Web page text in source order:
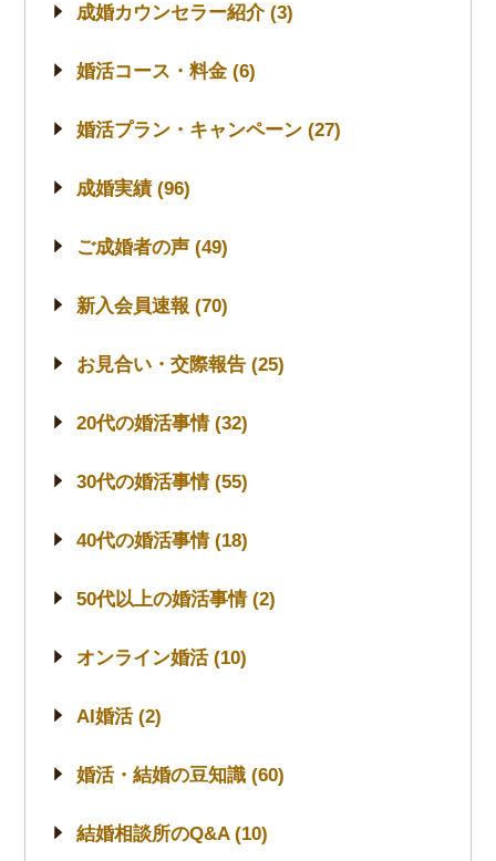
成婚カウンセラー紹介 (3)
婚活コース・料金 (6)
婚活プラン・キャンペーン (27)
成婚実績 (96)
ご成婚者の声 (49)
新入会員速報 (70)
お見合い・交際報告 (25)
20代の婚活事情 (32)
30代の婚活事情 (55)
40代の婚活事情 (18)
50代以上の婚活事情 (2)
オンライン婚活 (10)
AI婚活 (2)
婚活・結婚の豆知識 (60)
結婚相談所のQ&A (10)